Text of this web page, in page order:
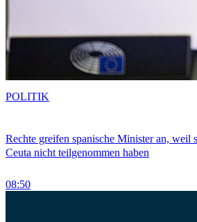
Rechte greifen spanische Minister an, weil
Ceuta nicht teilgenommen haben
08:50
POLITIK